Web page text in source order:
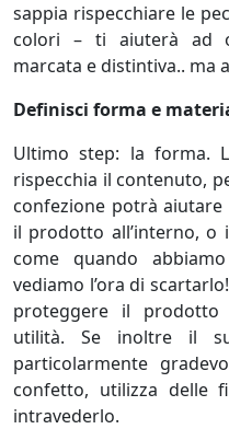
sappia rispecchiare le
colori – ti aiuterà ad
marcata e distintiva.. ma
Definisci forma e
Ultimo step: la forma.
rispecchia il contenuto,
confezione potrà
il prodotto all’interno, o
come quando
vediamo l’ora di
proteggere il
utilità. Se inoltre il
particolarmente
confetto, utilizza delle
intravederlo.